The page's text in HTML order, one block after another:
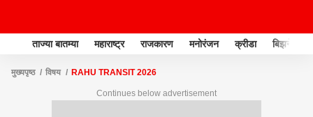
ताज्या बातम्या महाराष्ट्र राजकारण मनोरंजन क्रीडा बिझनेस
मुख्यपृष्ठ विषय RAHU TRANSIT 2026
Continues below advertisement